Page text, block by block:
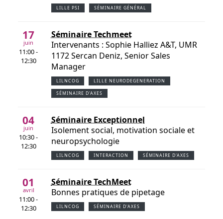
LILLE PSI SÉMINAIRE GÉNÉRAL
17
juin
11:00 -
12:30
Séminaire Techmeet
Intervenants : Sophie Halliez A&T, UMR
1172 Sercan Deniz, Senior Sales
Manager
LILNCOG LILLE NEURODEGENERATION
SÉMINAIRE D'AXES
04
juin
10:30 -
12:30
Séminaire Exceptionnel
Isolement social, motivation sociale et
neuropsychologie
LILNCOG INTERACTION SÉMINAIRE D'AXES
01
avril
11:00 -
12:30
Séminaire TechMeet
Bonnes pratiques de pipetage
LILNCOG SÉMINAIRE D'AXES